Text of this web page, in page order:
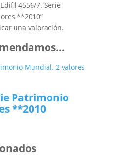
4556/7. Serie
**2010”
una valoración.
Patrimonio
**2010